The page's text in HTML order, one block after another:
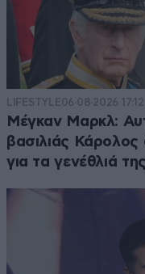
LIFESTYLE06·08·2026 17:12
Μέγκαν Μαρκλ:
βασιλιάς Κάρολος
για τα γενέθλιά της